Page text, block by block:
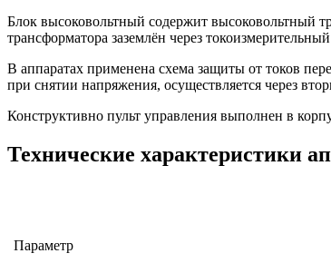
Блок высоковольтный содержит высоковольтный
трансформатора заземлён через
В аппаратах применена схема защиты от токов
при снятии напряжения, осуществляется через
Конструктивно пульт управления выполнен в
Технические характеристики
Параметр